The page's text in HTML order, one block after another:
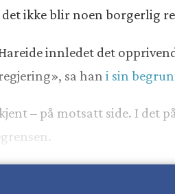
ikke blir noen borgerlig
innledet det
sa hani sin
– på motsatt side. I